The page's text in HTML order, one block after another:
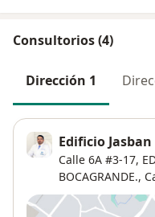
Consultorios (4)
Dirección 1
Edificio Jasban
Calle 6A #3-17,
BOCAGRANDE.,